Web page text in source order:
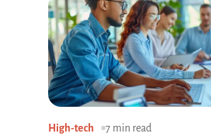
High-tech 7 min read